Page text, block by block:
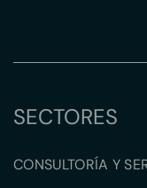
SECTORES
CONSULTORÍA Y